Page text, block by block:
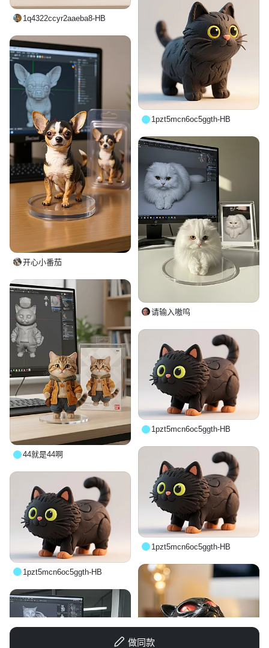
做同款
1q4322ccyr2aaeba8-HB
1pzt5mcn6oc5ggth-HB
开心小番茄
请输入嗷呜
44就是44啊
1pzt5mcn6oc5ggth-HB
1pzt5mcn6oc5ggth-HB
1pzt5mcn6oc5ggth-HB